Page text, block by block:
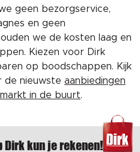
geen bezorgservice,
en geen
we de kosten laag en
Kiezen voor Dirk
op boodschappen. Kijk
de nieuwste aanbiedingen
in de buurt.
Dirk kun je rekenen!